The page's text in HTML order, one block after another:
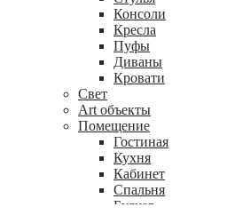
Консоли
Кресла
Пуфы
Диваны
Кровати
Свет
Art объекты
Помещение
Гостиная
Кухня
Кабинет
Спальня
Будуар